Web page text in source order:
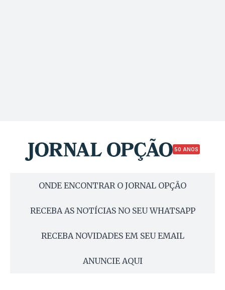
50 ANOS
ONDE ENCONTRAR O JORNAL OPÇÃO
RECEBA AS NOTÍCIAS NO SEU WHATSAPP
RECEBA NOVIDADES EM SEU EMAIL
ANUNCIE AQUI